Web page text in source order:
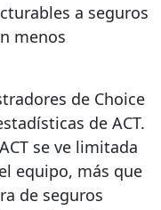
a seguros
menos
de Choice
de ACT.
se ve limitada
equipo, más que
de seguros